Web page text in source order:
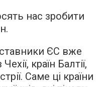
нас зробити
ЄС вже
країн Балтії,
Саме ці країни